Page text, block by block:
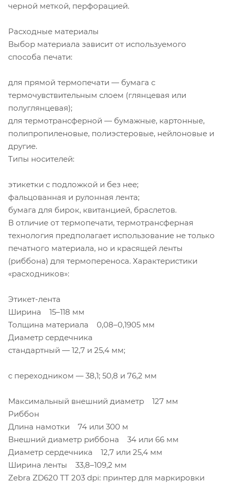
черной меткой, перфорацией.
Расходные материалы
Выбор материала зависит от используемого
способа печати:
для прямой термопечати — бумага с
термочувствительным слоем (глянцевая или
полуглянцевая);
для термотрансферной — бумажные, картонные,
полипропиленовые, полиэстеровые, нейлоновые и
другие.
Типы носителей:
этикетки с подложкой и без нее;
фальцованная и рулонная лента;
бумага для бирок, квитанцией, браслетов.
В отличие от термопечати, термотрансферная
технология предполагает использование не только
печатного материала, но и красящей ленты
(риббона) для термопереноса. Характеристики
«расходников»:
Этикет-лента
Ширина 15–118 мм
Толщина материала 0,08–0,1905 мм
Диаметр сердечника
стандартный — 12,7 и 25,4 мм;
с переходником — 38,1; 50,8 и 76,2 мм
Максимальный внешний диаметр 127 мм
Риббон
Длина намотки 74 или 300 м
Внешний диаметр риббона 34 или 66 мм
Диаметр сердечника 12,7 или 25,4 мм
Ширина ленты 33,8–109,2 мм
Zebra ZD620 TT 203 dpi: принтер для маркировки